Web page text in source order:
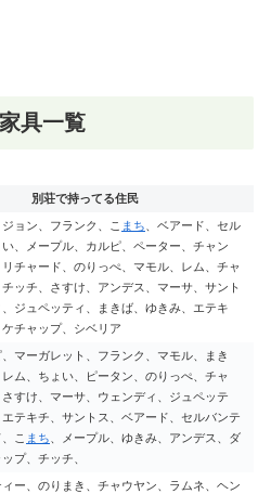
具一覧
別荘で持ってる住民
ョン、フランク、こ まち 、ベアード、セル
、メープル、カルピ、ペーター、チャン
チャード、のりっぺ、マモル、レム、チャ
ッチ、さすけ、アンデス、マーサ、サント
ジュペッティ、まきば、ゆきみ、エテキ
チャップ、シベリア
マーガレット、フランク、マモル、まき
ム、ちょい、ピータン、のりっぺ、チャ
すけ、マーサ、ウェンディ、ジュペッテ
テキチ、サントス、ベアード、セルバンテ
こ まち 、メープル、ゆきみ、アンデス、ダ
プ、チッチ、
ー、のりまき、チャウヤン、ラムネ、ヘン